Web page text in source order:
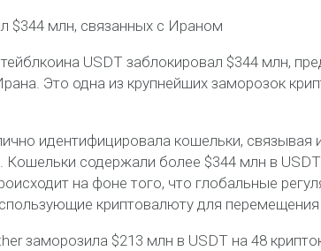
$344 млн, связанных с Ираном
USDT заблокировал $344 млн,
Это одна из крупнейших заморозок
идентифицировала кошельки,
Кошельки содержали более $344 млн в
на фоне того, что глобальные
криптовалюту для перемещения
заморозила $213 млн в USDT на 48